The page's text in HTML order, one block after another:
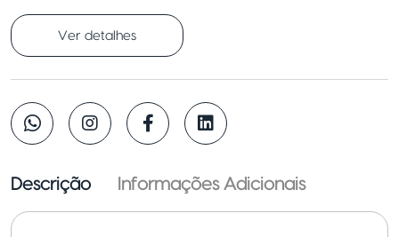
Ver detalhes
Descrição Informações Adicionais